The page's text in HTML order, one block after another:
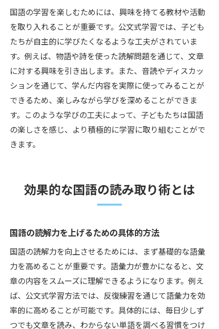
国語の学習を楽しむためには、興味を持てる教材や活動
を取り入れることが重要です。公文式学習では、子ども
たちが自主的に学びたくなるような工夫がされていま
す。例えば、物語や詩を使った読解問題を通じて、文章
に対する興味を引き出します。また、音読やディスカッ
ションを通じて、学んだ内容を実際に使ってみることが
できるため、楽しみながら学びを深めることができま
す。このような学びの工夫によって、子どもたちは国語
の楽しさを感じ、より積極的に学習に取り組むことがで
きます。
効果的な国語の読み取り術とは
国語の読解力を上げるための具体的方法
国語の読解力を向上させるためには、まず基礎的な語彙
力を高めることが重要です。語彙力が豊かになると、文
章の内容をスムーズに理解できるようになります。例え
ば、公文式学習方法では、反復練習を通じて語彙力を効
率的に高めることが可能です。具体的には、毎日少しず
つでも文章を読み、わからない単語を調べる習慣をつけ